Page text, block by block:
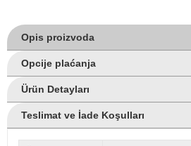
Opis proizvoda
Opcije plaćanja
Ürün Detayları
Teslimat ve İade Koşulları